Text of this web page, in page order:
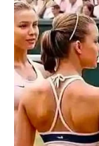
biljnim
Prirodni
zimskih dana
otpornost.